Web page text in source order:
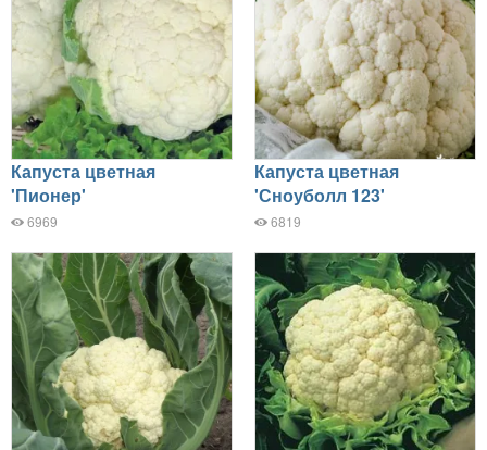
Капуста цветная
'Пионер'
6969
Капуста цветная
'Сноуболл 123'
6819